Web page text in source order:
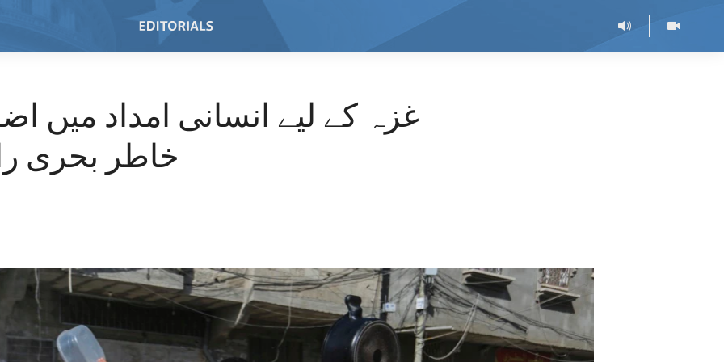
غزہ کے لیے انسانی امداد میں
خاطر بحری